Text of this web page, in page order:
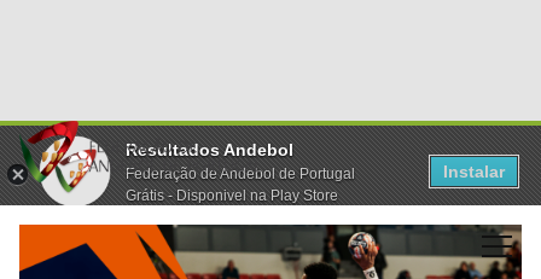
Resultados Andebol
Federação de Andebol de Portugal
Grátis - Disponivel na Play Store
Instalar